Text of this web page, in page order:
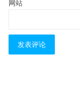
网站